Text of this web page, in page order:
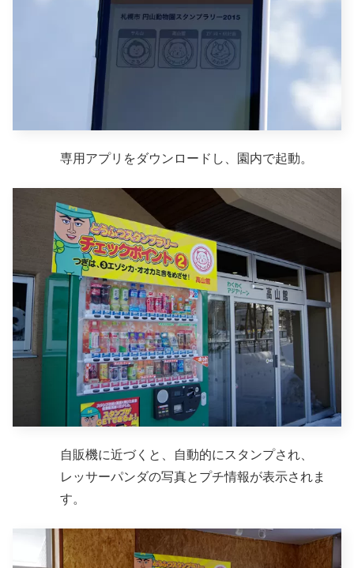
専用アプリをダウンロードし、園内で起動。
自販機に近づくと、自動的にスタンプされ、
レッサーパンダの写真とプチ情報が表示されま
す。